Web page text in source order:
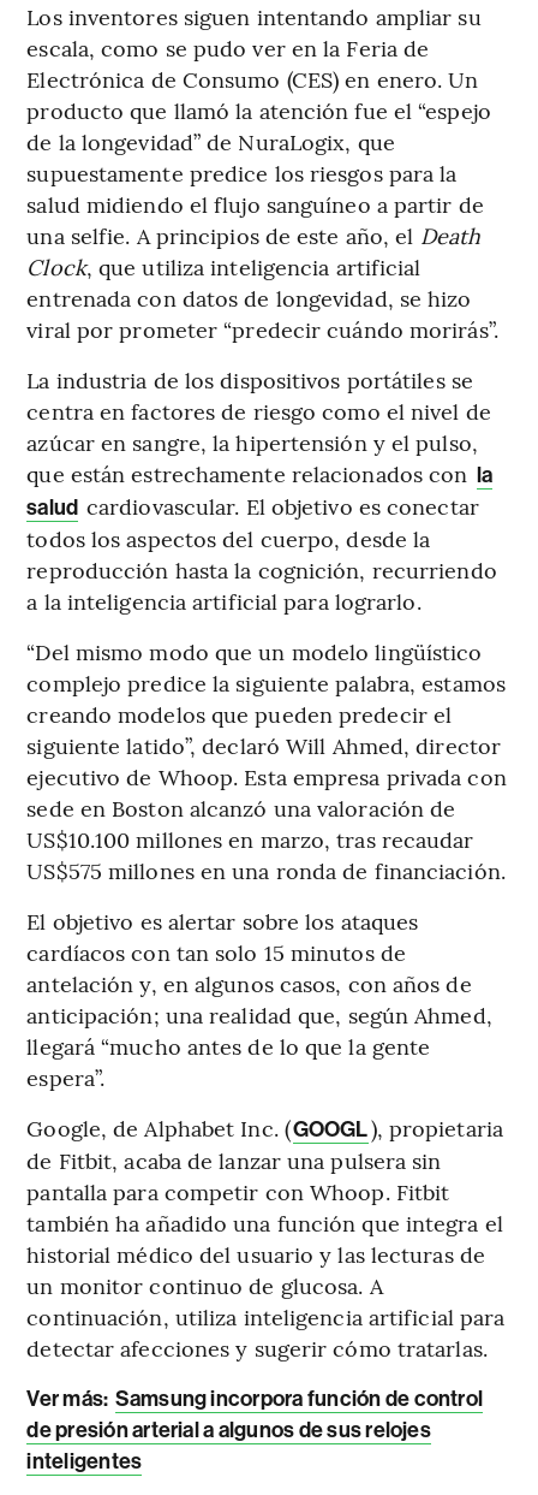
Los inventores siguen intentando ampliar su
escala, como se pudo ver en la Feria de
Electrónica de Consumo (CES) en enero. Un
producto que llamó la atención fue el “espejo
de la longevidad” de NuraLogix, que
supuestamente predice los riesgos para la
salud midiendo el flujo sanguíneo a partir de
una selfie. A principios de este año, el Death
Clock, que utiliza inteligencia artificial
entrenada con datos de longevidad, se hizo
viral por prometer “predecir cuándo morirás”.
La industria de los dispositivos portátiles se
centra en factores de riesgo como el nivel de
azúcar en sangre, la hipertensión y el pulso,
que están estrechamente relacionados con la
salud cardiovascular. El objetivo es conectar
todos los aspectos del cuerpo, desde la
reproducción hasta la cognición, recurriendo
a la inteligencia artificial para lograrlo.
“Del mismo modo que un modelo lingüístico
complejo predice la siguiente palabra, estamos
creando modelos que pueden predecir el
siguiente latido”, declaró Will Ahmed, director
ejecutivo de Whoop. Esta empresa privada con
sede en Boston alcanzó una valoración de
US$10.100 millones en marzo, tras recaudar
US$575 millones en una ronda de financiación.
El objetivo es alertar sobre los ataques
cardíacos con tan solo 15 minutos de
antelación y, en algunos casos, con años de
anticipación; una realidad que, según Ahmed,
llegará “mucho antes de lo que la gente
espera”.
Google, de Alphabet Inc. (GOOGL), propietaria
de Fitbit, acaba de lanzar una pulsera sin
pantalla para competir con Whoop. Fitbit
también ha añadido una función que integra el
historial médico del usuario y las lecturas de
un monitor continuo de glucosa. A
continuación, utiliza inteligencia artificial para
detectar afecciones y sugerir cómo tratarlas.
Ver más: Samsung incorpora función de control
de presión arterial a algunos de sus relojes
inteligentes